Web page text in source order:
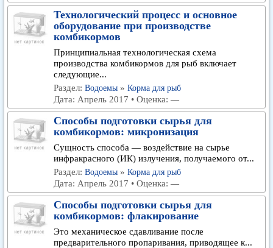
Технологический процесс и основное
оборудование при производстве
комбикормов
Принципиальная технологическая схема
производства комбикормов для рыб включает
следующие...
Раздел: Водоемы » Корма для рыб
Дата: Апрель 2017 • Оценка: —
Способы подготовки сырья для
комбикормов: микронизация
Сущность способа — воздействие на сырье
инфракрасного (ИК) излучения, получаемого от...
Раздел: Водоемы » Корма для рыб
Дата: Апрель 2017 • Оценка: —
Способы подготовки сырья для
комбикормов: флакирование
Это механическое сдавливание после
предварительного пропаривания, приводящее к...